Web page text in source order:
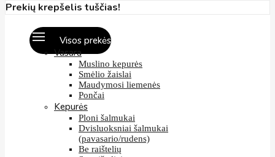
Prekių krepšelis tuščias!
Visos prekės
Vasara
Muslino kepurės
Smėlio žaislai
Maudymosi liemenės
Pončai
Kepurės
Ploni šalmukai
Dvisluoksniai šalmukai
(pavasario/rudens)
Be raištelių